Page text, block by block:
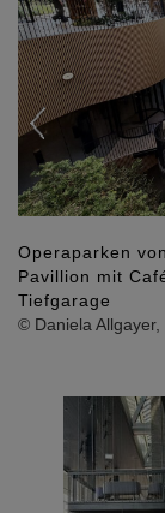
Operaparken
Pavillion mit
Tiefgarage
© Daniela Allgayer,